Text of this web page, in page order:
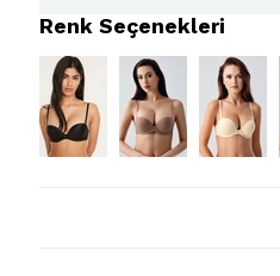
Renk Seçenekleri